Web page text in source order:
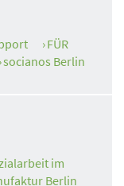
FÜR
socianos Berlin
im
Berlin